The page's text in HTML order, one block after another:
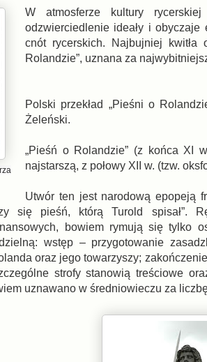
W atmosferze kultury
odzwierciedlenie ideały i
cnót rycerskich. Najbujniej
Rolandzie”, uznana za
Polski przekład „Pieśni o
Żeleński.
„Pieśń o Rolandzie” (z końca XI
najstarszą, z połowy XII w. (tzw.
Utwór ten jest narodową epopeją
się pieśń, którą Turold spisał”.
bowiem rymują się tylko
wstęp – przygotowanie
oraz jego towarzyszy;
strofy stanowią treściowe
uznawano w średniowieczu za